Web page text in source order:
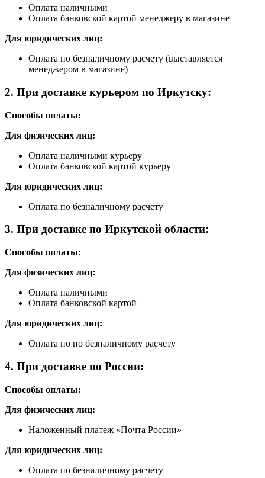
Оплата наличными
Оплата банковской картой менеджеру в магазине
Для юридических лиц:
Оплата по безналичному расчету (выставляется
менеджером в магазине)
2. При доставке курьером по Иркутску:
Способы оплаты:
Для физических лиц:
Оплата наличными курьеру
Оплата банковской картой курьеру
Для юридических лиц:
Оплата по безналичному расчету
3. При доставке по Иркутской области:
Способы оплаты:
Для физических лиц:
Оплата наличными
Оплата банковской картой
Для юридических лиц:
Оплата по по безналичному расчету
4. При доставке по России:
Способы оплаты:
Для физических лиц:
Наложенный платеж «Почта России»
Для юридических лиц:
Оплата по безналичному расчету